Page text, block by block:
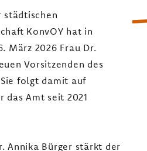
städtischen
KonvOY hat in
März 2026 Frau Dr.
Vorsitzenden des
folgt damit auf
das Amt seit 2021
Annika Bürger stärkt der